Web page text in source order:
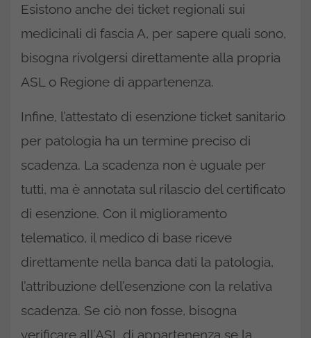
Esistono anche dei ticket regionali sui
medicinali di fascia A, per sapere quali sono,
bisogna rivolgersi direttamente alla propria
ASL o Regione di appartenenza.
Infine, l’attestato di esenzione ticket sanitario
per patologia ha un termine preciso di
scadenza. La scadenza non è uguale per
tutti, ma è annotata sul rilascio del certificato
di esenzione. Con il miglioramento
telematico, il medico di base riceve
direttamente nella banca dati la patologia,
l’attribuzione dell’esenzione con la relativa
scadenza. Se ciò non fosse, bisogna
verificare all’ASL di appartenenza se la